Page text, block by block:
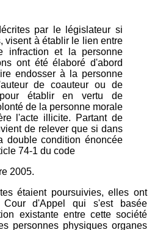
par le législateur si
visent à établir le lien entre
infraction et la personne
ont été élaboré d'abord
endosser à la personne
de coauteur ou de
établir en vertu de
de la personne morale
l'acte illicite. Partant de
de relever que si dans
double condition énoncée
74-1 du code
2005.
étaient poursuivies, elles ont
d'Appel qui s'est basée
existante entre cette société
personnes physiques organes